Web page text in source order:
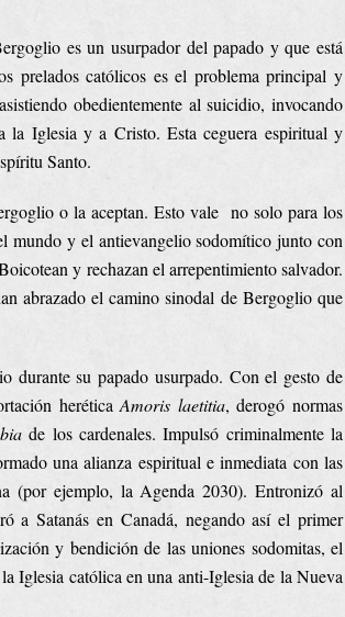
es un usurpador del papado y que está
prelados católicos es el problema principal y
obedientemente al suicidio, invocando
la Iglesia y a Cristo. Esta ceguera espiritual y
Santo.
o la aceptan. Esto vale no solo para los
mundo y el antievangelio sodomítico junto con
y rechazan el arrepentimiento salvador.
abrazado el camino sinodal de Bergoglio que
durante su papado usurpado. Con el gesto de
heréticaAmoris laetitia, derogó normas
de los cardenales. Impulsó criminalmente la
una alianza espiritual e inmediata con las
(por ejemplo, la Agenda 2030). Entronizó al
a Satanás en Canadá, negando así el primer
y bendición de las uniones sodomitas, el
Iglesia católica en una anti-Iglesia de la Nueva